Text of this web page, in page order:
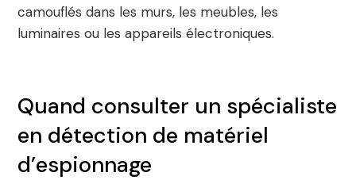
camouflés dans les murs, les meubles, les
luminaires ou les appareils électroniques.
Quand consulter un spécialiste
en détection de matériel
d’espionnage